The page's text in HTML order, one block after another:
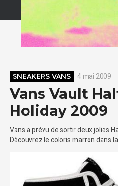
SNEAKERS VANS 4 mai 2009
Vans Vault
Holiday 2009
Vans a prévu de sortir deux jolies
Découvrez le coloris marron dans